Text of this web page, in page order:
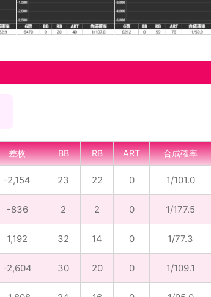
差枚 BB RB ART 合成確率
-2,154 23 22 0 1/101.0
-836 2 2 0 1/177.5
1,192 32 14 0 1/77.3
-2,604 30 20 0 1/109.1